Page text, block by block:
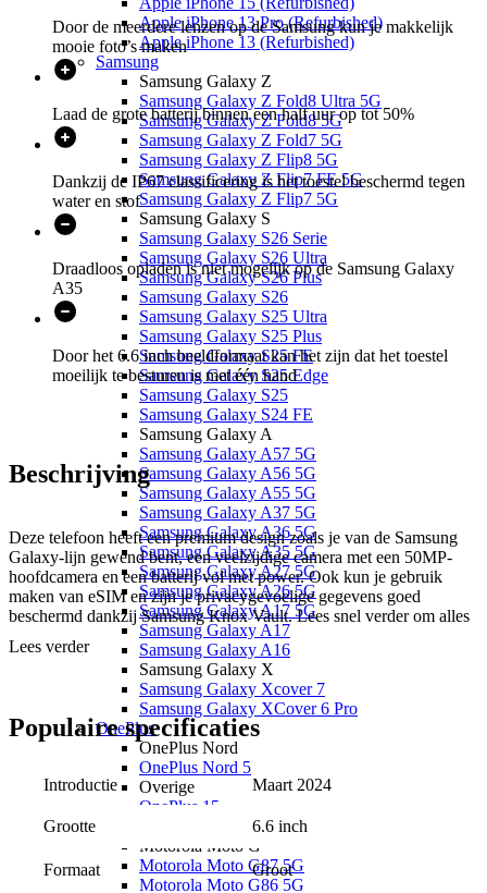
Apple iPhone 13 Pro (Refurbished)
Apple iPhone 13 (Refurbished)
Samsung
Samsung Galaxy Z
Samsung Galaxy Z Fold8 Ultra 5G
Samsung Galaxy Z Fold8 5G
Samsung Galaxy Z Fold7 5G
Samsung Galaxy Z Flip8 5G
Samsung Galaxy Z Flip7 FE 5G
Samsung Galaxy Z Flip7 5G
Samsung Galaxy S
Samsung Galaxy S26 Serie
Samsung Galaxy S26 Ultra
Samsung Galaxy S26 Plus
Samsung Galaxy S26
Samsung Galaxy S25 Ultra
Samsung Galaxy S25 Plus
Samsung Galaxy S25 FE
Samsung Galaxy S25 Edge
Samsung Galaxy S25
Samsung Galaxy S24 FE
Samsung Galaxy A
Samsung Galaxy A57 5G
Samsung Galaxy A56 5G
Samsung Galaxy A55 5G
Samsung Galaxy A37 5G
Samsung Galaxy A36 5G
Samsung Galaxy A35 5G
Samsung Galaxy A27 5G
Samsung Galaxy A26 5G
Samsung Galaxy A17 5G
Samsung Galaxy A17
Samsung Galaxy A16
Samsung Galaxy X
Samsung Galaxy Xcover 7
Samsung Galaxy XCover 6 Pro
OnePlus
OnePlus Nord
OnePlus Nord 5
Overige
OnePlus 15
Motorola Moto G
Motorola Moto G87 5G
Motorola Moto G86 5G
Door de meerdere lenzen op de Samsung kun je makkelijk
mooie foto’s maken
Laad de grote batterij binnen een half uur op tot 50%
Dankzij de IP67 classificering is het toestel beschermd tegen
water en stof
Draadloos opladen is niet mogelijk op de Samsung Galaxy
A35
Door het 6.6 inch beeldformaat kan het zijn dat het toestel
moeilijk te besturen is met één hand
Beschrijving
Deze telefoon heeft een premium design zoals je van de Samsung
Galaxy-lijn gewend bent, een veelzijdige camera met een 50MP-
hoofdcamera en een batterij vol met power. Ook kun je gebruik
maken van eSIM en zijn je privacygevoelige gegevens goed
beschermd dankzij Samsung Knox Vault. Lees snel verder om alles
te weten te komen over de Samsung Galaxy A35!
Hoogwaardig design
De Samsung Galaxy A35 past in het rijtje van de iconische designs
van de Galaxy telefoons. Zo is de Galaxy A35 te herkennen aan de
floating camera’s aan de achterkant en ligt het toestel prima in de
hand. Door de glazen achterkant ziet de telefoon er ook luxer uit. De
Samsung Galaxy A35 is verkrijgbaan in vier kleuren: lichtblauw,
donkerblauw, lila en geel.
Veelzijdige camera
Lees verder
Populairespecificaties
Introductie Maart 2024
Grootte 6.6 inch
Formaat Groot